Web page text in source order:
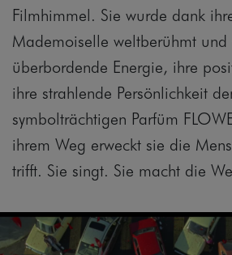
Filmhimmel. Sie wurde dank
Mademoiselle weltberühmt und
überbordende Energie, ihre
ihre strahlende Persönlichkeit
symbolträchtigen Parfüm
ihrem Weg erweckt sie die
trifft. Sie singt. Sie macht die